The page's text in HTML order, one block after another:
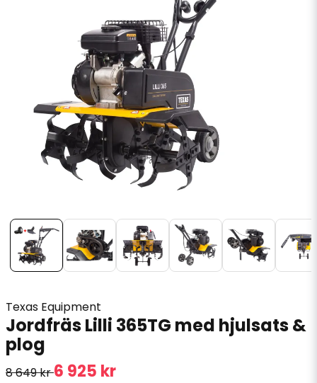
Texas Equipment
Jordfräs Lilli 365TG med hjulsats &
plog
8 649 kr6 925 kr